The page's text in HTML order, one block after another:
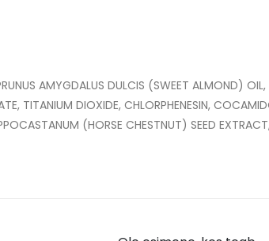
AMYGDALUS DULCIS (SWEET ALMOND) OIL,
TITANIUM DIOXIDE, CHLORPHENESIN,
(HORSE CHESTNUT) SEED